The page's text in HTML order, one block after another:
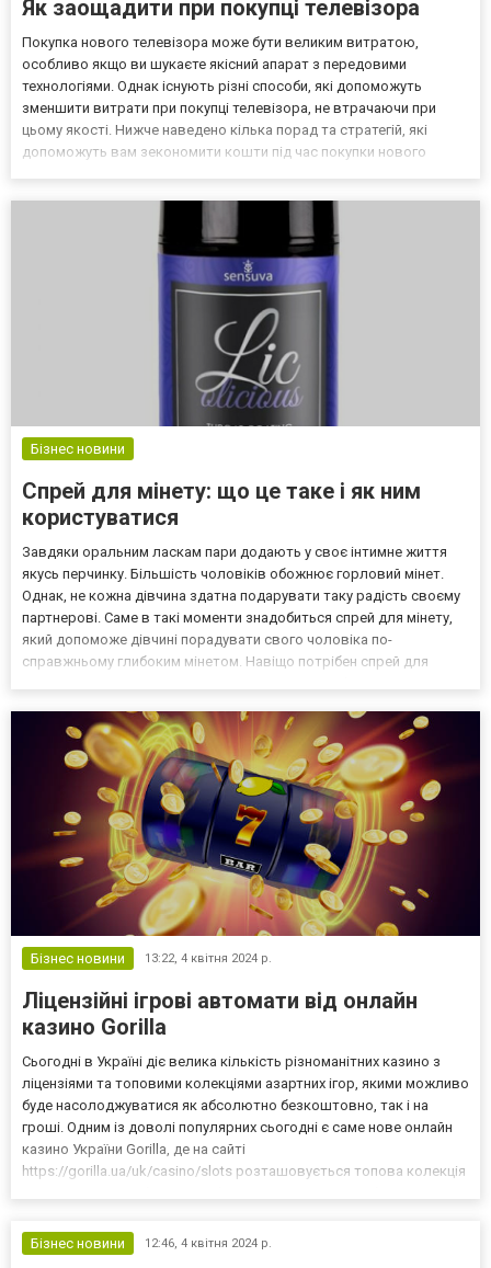
Як заощадити при покупці телевізора
Покупка нового телевізора може бути великим витратою,
особливо якщо ви шукаєте якісний апарат з передовими
технологіями. Однак існують різні способи, які допоможуть
зменшити витрати при покупці телевізора, не втрачаючи при
цьому якості. Нижче наведено кілька порад та стратегій, які
допоможуть вам зекономити кошти під час покупки нового
Бізнес новини
Спрей для мінету: що це таке і як ним
користуватися
Завдяки оральним ласкам пари додають у своє інтимне життя
якусь перчинку. Більшість чоловіків обожнює горловий мінет.
Однак, не кожна дівчина здатна подарувати таку радість своєму
партнерові. Саме в такі моменти знадобиться спрей для мінету,
який допоможе дівчині порадувати свого чоловіка по-
справжньому глибоким мінетом. Навіщо потрібен спрей для
Бізнес новини 13:22, 4 квітня 2024 р.
Ліцензійні ігрові автомати від онлайн
казино Gorilla
Сьогодні в Україні діє велика кількість різноманітних казино з
ліцензіями та топовими колекціями азартних ігор, якими можливо
буде насолоджуватися як абсолютно безкоштовно, так і на
гроші. Одним із доволі популярних сьогодні є саме нове онлайн
казино України Gorilla, де на сайті
https://gorilla.ua/uk/casino/slots розташовується топова колекція
Бізнес новини
12:46, 4 квітня 2024 р.